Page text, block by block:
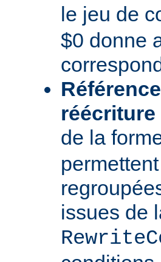
le jeu de
$0 donne
réécriture
de la
issues de